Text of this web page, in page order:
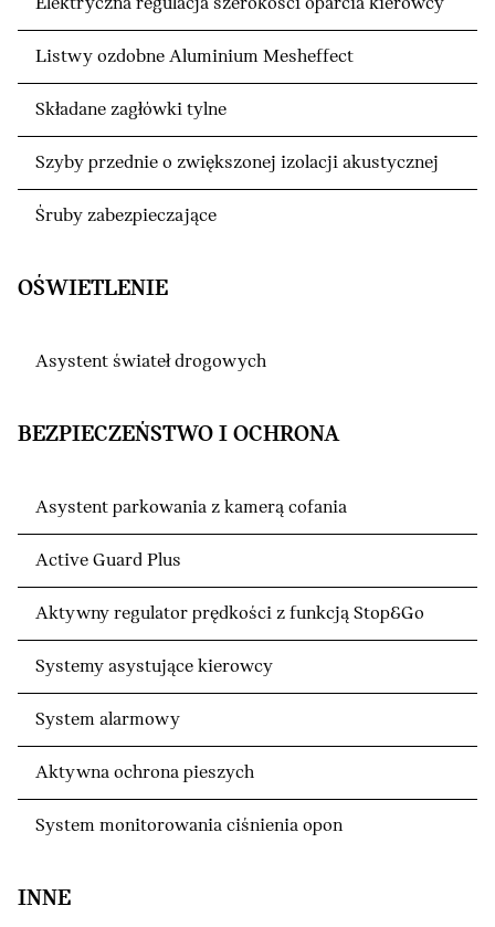
Listwy ozdobne Aluminium Mesheffect
Składane zagłówki tylne
Szyby przednie o zwiększonej izolacji akustycznej
Śruby zabezpieczające
OŚWIETLENIE
Asystent świateł drogowych
BEZPIECZEŃSTWO I OCHRONA
Asystent parkowania z kamerą cofania
Active Guard Plus
Aktywny regulator prędkości z funkcją Stop&Go
Systemy asystujące kierowcy
System alarmowy
Aktywna ochrona pieszych
System monitorowania ciśnienia opon
INNE